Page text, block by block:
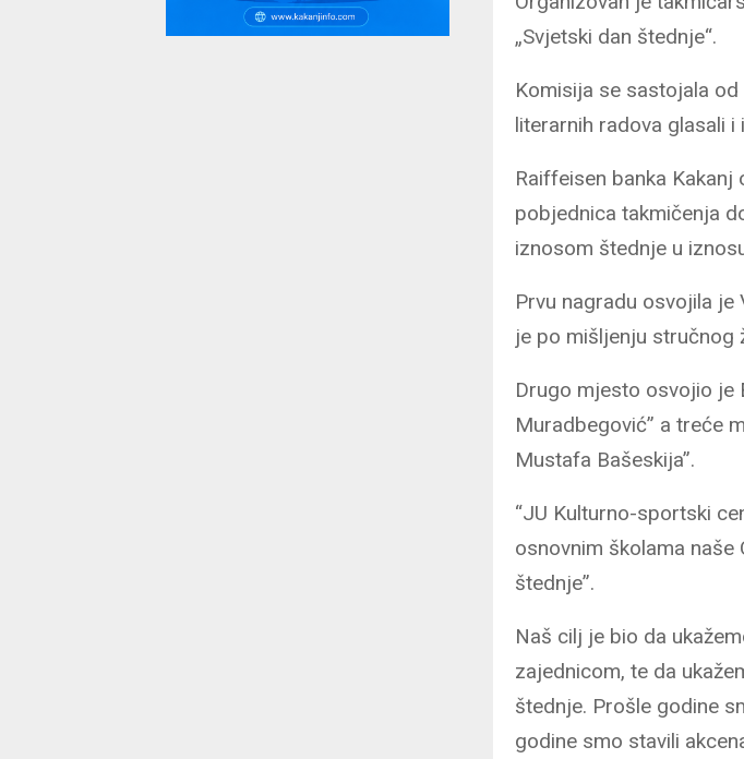
„Svjetski dan štednje“.
Komisija se sastojala
literarnih radova glasali
Raiffeisen banka
pobjednica takmičenja
iznosom štednje u
Prvu nagradu osvojila je
je po mišljenju stručnog
Drugo mjesto osvojio je
Muradbegović” a treće
Mustafa Bašeskija”.
“JU Kulturno-sportski
osnovnim školama naše
štednje”.
Naš cilj je bio da
zajednicom, te da
štednje. Prošle godine
godine smo stavili